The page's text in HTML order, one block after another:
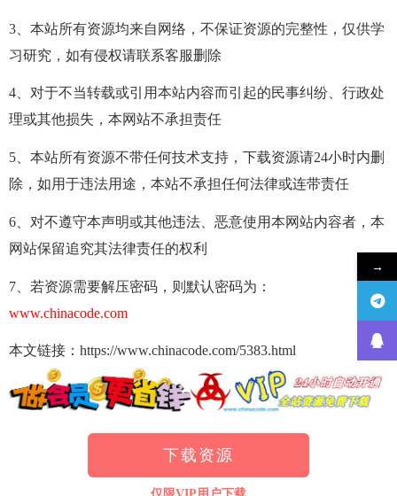
3、本站所有资源均来自网络，不保证资源的完整性，仅供学
习研究，如有侵权请联系客服删除
4、对于不当转载或引用本站内容而引起的民事纠纷、行政处
理或其他损失，本网站不承担责任
5、本站所有资源不带任何技术支持，下载资源请24小时内删
除，如用于违法用途，本站不承担任何法律或连带责任
6、对不遵守本声明或其他违法、恶意使用本网站内容者，本
网站保留追究其法律责任的权利
7、若资源需要解压密码，则默认密码为：
www.chinacode.com
本文链接：https://www.chinacode.com/5383.html
下载资源
→